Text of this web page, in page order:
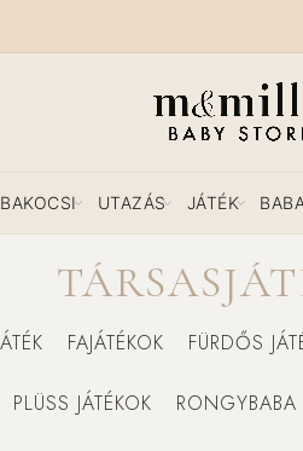
UTAZÁS JÁTÉK
FAJÁTÉKOK FÜRDŐS
PLÜSS JÁTÉKOK RONGYBABA